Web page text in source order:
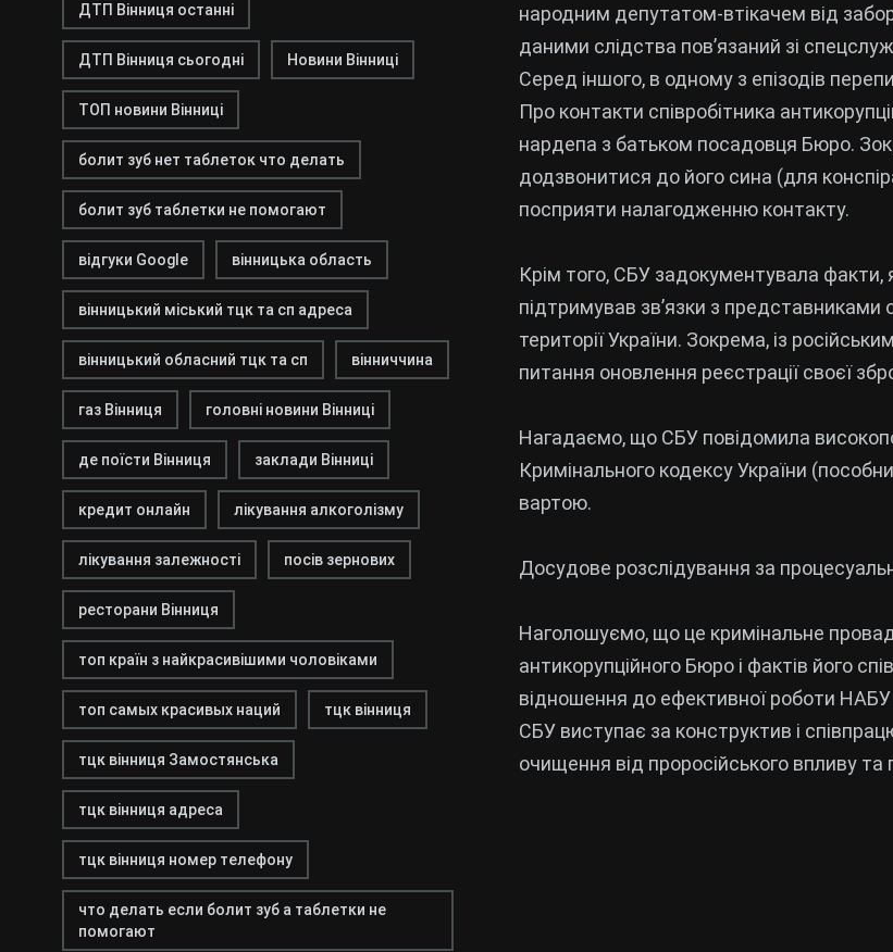
ДТП Вінниця останні
ДТП Вінниця сьогодні Новини Вінниці
ТОП новини Вінниці
болит зуб нет таблеток что делать
болит зуб таблетки не помогают
відгуки Google вінницька область
вінницький міський тцк та сп адреса
вінницький обласний тцк та сп вінниччина
газ Вінниця головні новини Вінниці
де поїсти Вінниця заклади Вінниці
кредит онлайн лікування алкоголізму
лікування залежності посів зернових
ресторани Вінниця
топ країн з найкрасивішими чоловіками
топ самых красивых наций тцк вінниця
тцк вінниця Замостянська
тцк вінниця адреса
тцк вінниця номер телефону
что делать если болит зуб а таблетки не
помогают
народним депутатом-втікачем від
даними слідства пов’язаний зі
Серед іншого, в одному з епізодів
Про контакти співробітника
нардепа з батьком посадовця Бюро.
додзвонитися до його сина (для
посприяти налагодженню контакту.
Крім того, СБУ задокументувала
підтримував зв’язки з представниками
території України. Зокрема, із
питання оновлення реєстрації своєї
Нагадаємо, що СБУ повідомила
Кримінального кодексу України
вартою.
Досудове розслідування за
Наголошуємо, що це кримінальне
антикорупційного Бюро і фактів його
відношення до ефективної роботи НАБУ
СБУ виступає за конструктив і
очищення від проросійського впливу